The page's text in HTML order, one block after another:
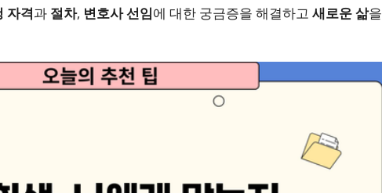
자격과 절차, 변호사 선임에 대한 궁금증을 해결하고 새로운 삶을